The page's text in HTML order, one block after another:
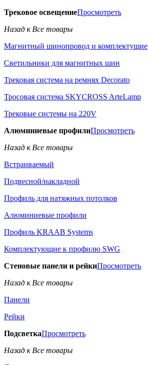
Трековое освещениеПросмотреть
Назад к Все товары
Магнитный шинопровод и комплектущие
Светильники для магнитных шин
Трековая система на ремнях Decorato
Тросовая система SKYCROSS ArteLamp
Трековые системы на 220V
Алюминиевые профилиПросмотреть
Назад к Все товары
Встраиваемый
Подвесной/накладной
Профиль для натяжных потолков
Алюминиевые профили
Профиль KRAAB Systems
Комплектующие к профилю SWG
Стеновые панели и рейкиПросмотреть
Назад к Все товары
Панели
Рейки
ПодсветкаПросмотреть
Назад к Все товары